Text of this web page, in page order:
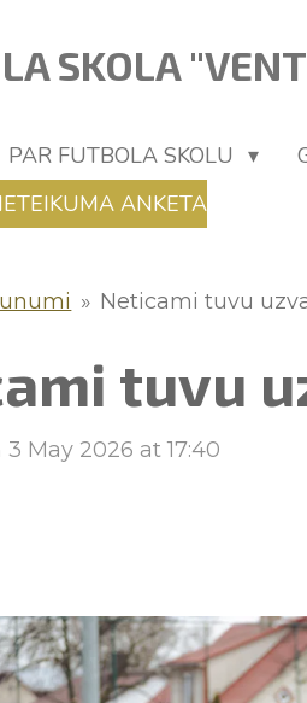
SKOLA
PAR FUTBOLA SKOLU
ANKETA
» Neticami tuvu
tuvu
May 2026 at 17:40